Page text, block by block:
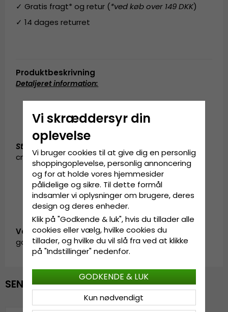
✓ Gratis fragt* og retur (*ved køb over 149 DKK)
✓ 14 dages returret
Produktbeskrivning
Detaljeret information:
Fremstillet af 100% bomuld
Størrelsesguide
cm, Large/X-Large - 60-62 cm
Vare-ID:
garda.bc-06.blue
SENAST VISTE
Vi skræddersyr din
oplevelse
Vi bruger cookies til at give dig en personlig
shoppingoplevelse, personlig annoncering
og for at holde vores hjemmesider
pålidelige og sikre. Til dette formål
indsamler vi oplysninger om brugere, deres
design og deres enheder.
Klik på "Godkende & luk", hvis du tillader alle
cookies eller vælg, hvilke cookies du
tillader, og hvilke du vil slå fra ved at klikke
på "Indstillinger" nedenfor.
Kun nødvendigt
GODKENDE & LUK